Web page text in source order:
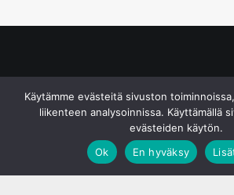
Käytämme evästeitä sivuston
liikenteen analysoinnissa. Käyttämällä
evästeiden käytön.
Ok
En hyväksy